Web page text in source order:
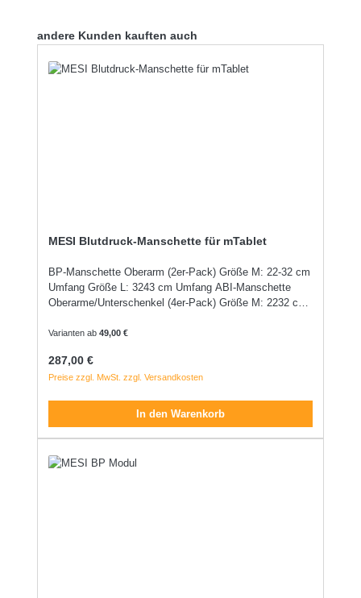
Produktgalerie überspringen
andere Kunden kauften auch
MESI Blutdruck-Manschette für mTablet
BP-Manschette Oberarm (2er-Pack) Größe M: 22-32 cm
Umfang Größe L: 3243 cm Umfang ABI-Manschette
Oberarme/Unterschenkel (4er-Pack) Größe M: 2232 cm
Manschette Zeh (2er-Pack): Größe M (90 x 20 mm)
(100er-Einweg-Pack): Größe M (90 x 20 mm) Größe L
(120 x 25 mm)
Varianten ab49,00 €
Regulärer Preis:
287,00 €
Preise zzgl. MwSt. zzgl. Versandkosten
In den Warenkorb